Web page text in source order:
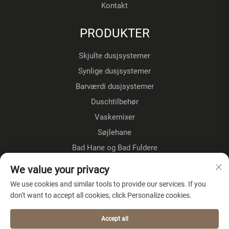
Kontakt
PRODUKTER
Skjulte dusjsystemer
Synlige dusjsystemer
Barværdi dusjsystemer
Duschtilbehør
Vaskemixer
Søjlehane
Bad Hane og Bad Fuldere
Gulvestående kraner
Køkkenkraner
OM VIRKSOMHEDEN
We value your privacy
We use cookies and similar tools to provide our services. If you
don't want to accept all cookies, click Personalize cookies.
Accept all